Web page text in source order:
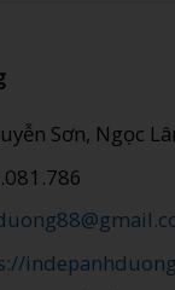
Sơn, Ngọc